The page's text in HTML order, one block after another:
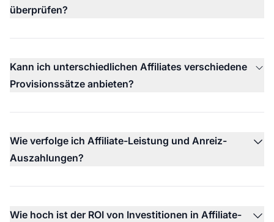
überprüfen?
Kann ich unterschiedlichen Affiliates verschiedene
Provisionssätze anbieten?
Wie verfolge ich Affiliate-Leistung und Anreiz-
Auszahlungen?
Wie hoch ist der ROI von Investitionen in Affiliate-